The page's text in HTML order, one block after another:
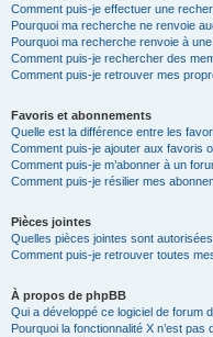
Comment puis-je effectuer une
Pourquoi ma recherche ne renvoie
Pourquoi ma recherche renvoie à
Comment puis-je rechercher des
Comment puis-je retrouver mes
Favoris et abonnements
Quelle est la différence entre les
Comment puis-je ajouter aux favoris
Comment puis-je m’abonner à un
Comment puis-je résilier mes
Pièces jointes
Quelles pièces jointes sont
Comment puis-je retrouver toutes
À propos de phpBB
Qui a développé ce logiciel de forum
Pourquoi la fonctionnalité X n’est pas